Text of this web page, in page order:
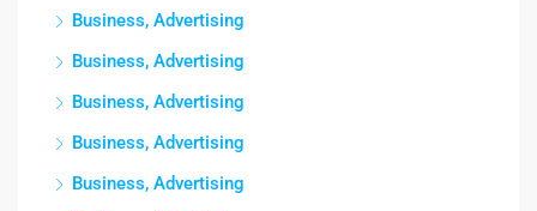
Business, Advertising
Business, Advertising
Business, Advertising
Business, Advertising
Business, Advertising